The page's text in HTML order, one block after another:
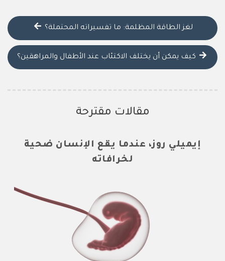
لغز الطاقة المظلمة: ما تفسيراته المحتملة؟
كيف يمكن أن يختلف الاكتئاب عند الأطفال والمراهقين؟
مقالات مقترحة
إيميلي روز، عندما يقع الإنسان ضحية
لخرافاته